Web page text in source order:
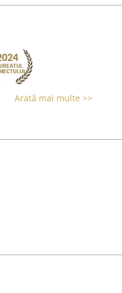
Arată mai multe >>